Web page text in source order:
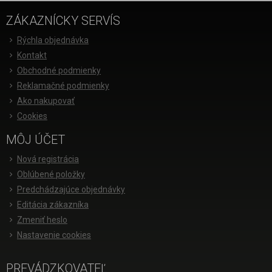
ZÁKAZNÍCKY SERVÍS
Rýchla objednávka
Kontakt
Obchodné podmienky
Reklamačné podmienky
Ako nakupovať
Cookies
MÔJ ÚČET
Nová registrácia
Oblúbené položky
Predchádzajúce objednávky
Editácia zákazníka
Zmeniť heslo
Nastavenie cookies
PREVÁDZKOVATEĽ